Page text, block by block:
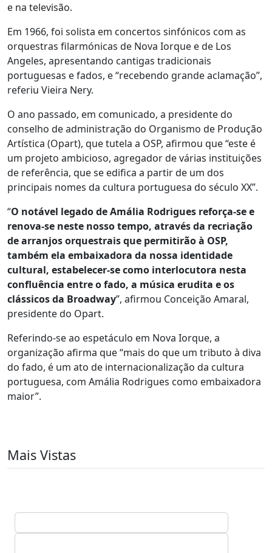
e na televisão.
Em 1966, foi solista em concertos sinfónicos com as
orquestras filarmónicas de Nova Iorque e de Los
Angeles, apresentando cantigas tradicionais
portuguesas e fados, e “recebendo grande aclamação”,
referiu Vieira Nery.
O ano passado, em comunicado, a presidente do
conselho de administração do Organismo de Produção
Artística (Opart), que tutela a OSP, afirmou que “este é
um projeto ambicioso, agregador de várias instituições
de referência, que se edifica a partir de um dos
principais nomes da cultura portuguesa do século XX”.
“O notável legado de Amália Rodrigues reforça-se e
renova-se neste nosso tempo, através da recriação
de arranjos orquestrais que permitirão à OSP,
também ela embaixadora da nossa identidade
cultural, estabelecer-se como interlocutora nesta
confluência entre o fado, a música erudita e os
clássicos da Broadway”, afirmou Conceição Amaral,
presidente do Opart.
Referindo-se ao espetáculo em Nova Iorque, a
organização afirma que “mais do que um tributo à diva
do fado, é um ato de internacionalização da cultura
portuguesa, com Amália Rodrigues como embaixadora
maior”.
Mais Vistas